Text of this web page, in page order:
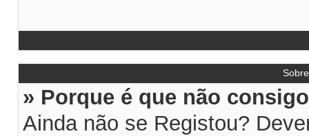
» Porque é que não
Ainda não se Registou?